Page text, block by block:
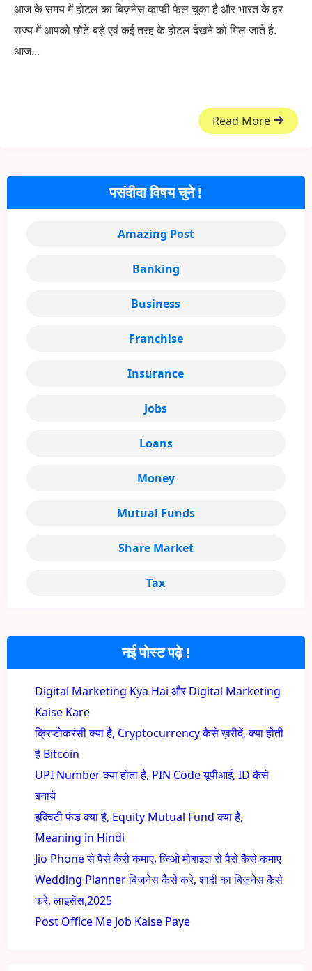
आज के समय में होटल का बिज़नेस काफी फेल चूका है और भारत के हर
राज्य में आपको छोटे-बड़े एवं कई तरह के होटल देखने को मिल जाते है.
आज...
Read More
नई पोस्ट पढ़े !
Digital Marketing Kya Hai और Digital Marketing
Kaise Kare
क्रिप्टोकरंसी क्या है, Cryptocurrency कैसे ख़रीदें, क्या होती
है Bitcoin
UPI Number क्या होता है, PIN Code यूपीआई, ID कैसे
बनाये
इक्विटी फंड क्या है, Equity Mutual Fund क्या है,
Meaning in Hindi
Jio Phone से पैसे कैसे कमाए, जिओ मोबाइल से पैसे कैसे कमाए
Wedding Planner बिज़नेस कैसे करे, शादी का बिज़नेस कैसे
करे, लाइसेंस,2025
Post Office Me Job Kaise Paye
पसंदीदा विषय चुने !
Amazing Post
Banking
Business
Franchise
Insurance
Jobs
Loans
Money
Mutual Funds
Share Market
Tax